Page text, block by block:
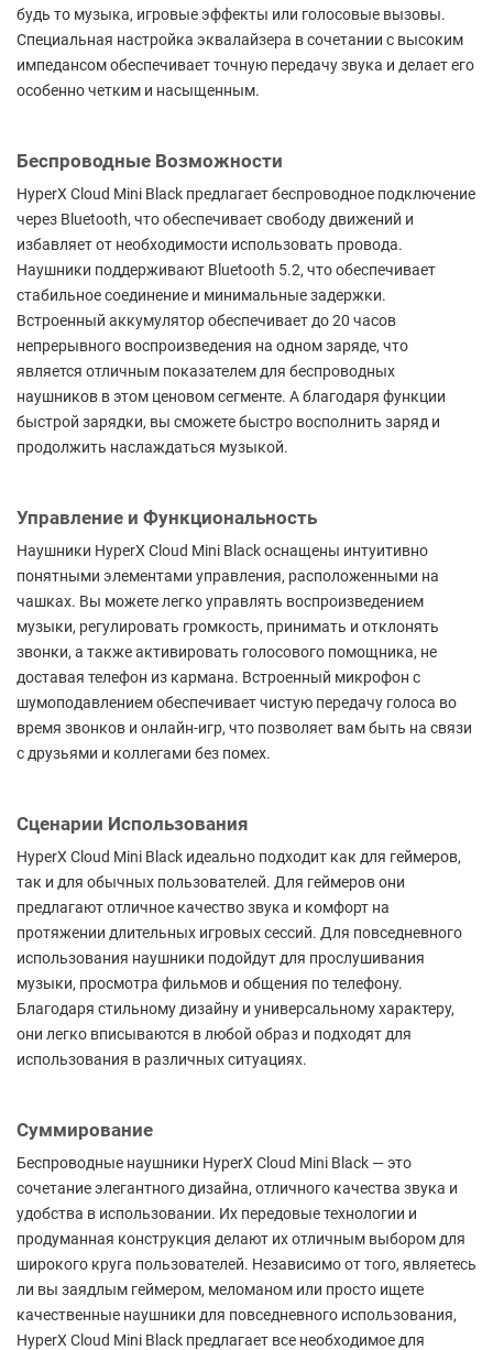
будь то музыка, игровые эффекты или голосовые вызовы.
Специальная настройка эквалайзера в сочетании с высоким
импедансом обеспечивает точную передачу звука и делает его
особенно четким и насыщенным.
Беспроводные Возможности
HyperX Cloud Mini Black предлагает беспроводное подключение
через Bluetooth, что обеспечивает свободу движений и
избавляет от необходимости использовать провода.
Наушники поддерживают Bluetooth 5.2, что обеспечивает
стабильное соединение и минимальные задержки.
Встроенный аккумулятор обеспечивает до 20 часов
непрерывного воспроизведения на одном заряде, что
является отличным показателем для беспроводных
наушников в этом ценовом сегменте. А благодаря функции
быстрой зарядки, вы сможете быстро восполнить заряд и
продолжить наслаждаться музыкой.
Управление и Функциональность
Наушники HyperX Cloud Mini Black оснащены интуитивно
понятными элементами управления, расположенными на
чашках. Вы можете легко управлять воспроизведением
музыки, регулировать громкость, принимать и отклонять
звонки, а также активировать голосового помощника, не
доставая телефон из кармана. Встроенный микрофон с
шумоподавлением обеспечивает чистую передачу голоса во
время звонков и онлайн-игр, что позволяет вам быть на связи
с друзьями и коллегами без помех.
Сценарии Использования
HyperX Cloud Mini Black идеально подходит как для геймеров,
так и для обычных пользователей. Для геймеров они
предлагают отличное качество звука и комфорт на
протяжении длительных игровых сессий. Для повседневного
использования наушники подойдут для прослушивания
музыки, просмотра фильмов и общения по телефону.
Благодаря стильному дизайну и универсальному характеру,
они легко вписываются в любой образ и подходят для
использования в различных ситуациях.
Суммирование
Беспроводные наушники HyperX Cloud Mini Black — это
сочетание элегантного дизайна, отличного качества звука и
удобства в использовании. Их передовые технологии и
продуманная конструкция делают их отличным выбором для
широкого круга пользователей. Независимо от того, являетесь
ли вы заядлым геймером, меломаном или просто ищете
качественные наушники для повседневного использования,
HyperX Cloud Mini Black предлагает все необходимое для